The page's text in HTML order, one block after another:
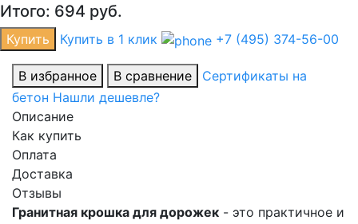
Итого: 694 руб.
Купить Купить в 1 клик +7 (495) 374-56-00
В избранное В сравнение
Сертификаты на
бетон Нашли дешевле?
Описание
Как купить
Оплата
Доставка
Отзывы
Гранитная крошка для дорожек - это практичное и